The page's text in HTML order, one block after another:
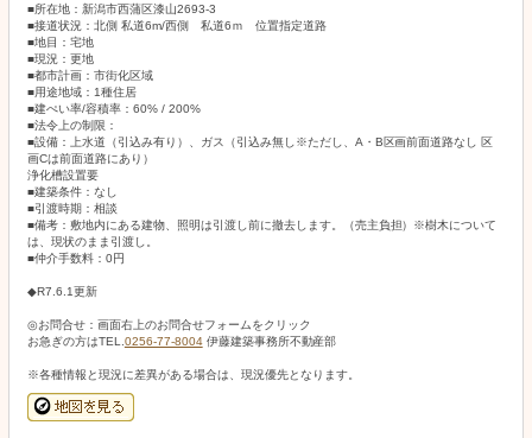
■所在地：新潟市西蒲区漆山2693-3
■接道状況：北側 私道6m/西側 私道6ｍ 位置指定道路
■地目：宅地
■現況：更地
■都市計画：市街化区域
■用途地域：1種住居
■建ぺい率/容積率：60% / 200%
■法令上の制限：
■設備：上水道（引込み有り）、ガス（引込み無し※ただし、A・B区画前面道路なし 区
画Cは前面道路にあり）
浄化槽設置要
■建築条件：なし
■引渡時期：相談
■備考：敷地内にある建物、照明は引渡し前に撤去します。（売主負担）※樹木について
は、現状のまま引渡し。
■仲介手数料：0円
◆R7.6.1更新
◎お問合せ：画面右上のお問合せフォームをクリック
お急ぎの方はTEL. 0256-77-8004伊藤建築事務所不動産部
※各種情報と現況に差異がある場合は、現況優先となります。